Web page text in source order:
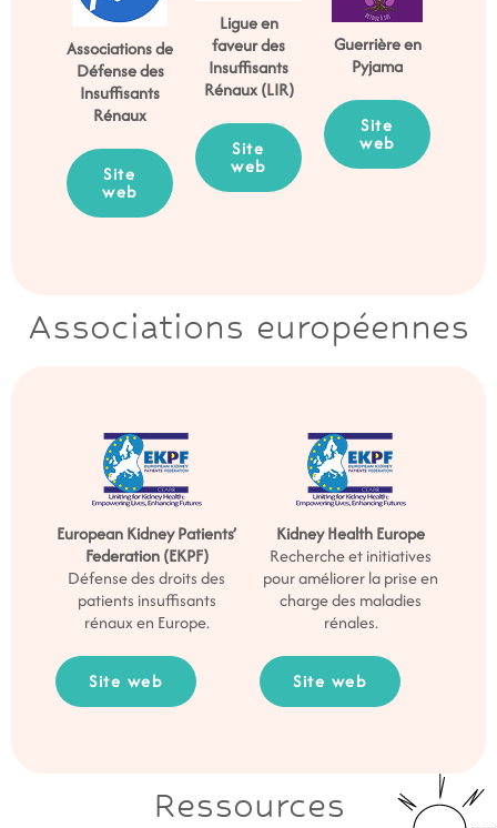
Associations de
Défense des
Insuffisants
Rénaux
Site
web
Ligue en
faveur des
Insuffisants
Rénaux (LIR)
Site
web
Guerrière en
Pyjama
Site
web
Associations européennes
European Kidney Patients’
Federation (EKPF)
Défense des droits des
patients insuffisants
rénaux en Europe.
Site web
Kidney Health Europe
Recherche et initiatives
pour améliorer la prise en
charge des maladies
rénales.
Site web
Ressources